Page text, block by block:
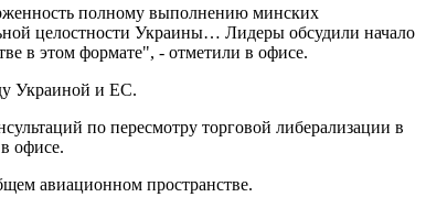
полному выполнению минских
целостности Украины… Лидеры обсудили начало
в этом формате", - отметили в офисе.
Украиной и ЕС.
по пересмотру торговой либерализации в
офисе.
авиационном пространстве.